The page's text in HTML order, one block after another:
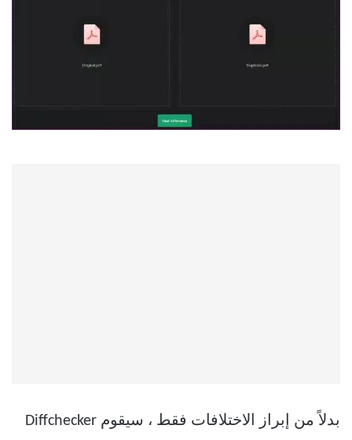
بدلاً من إبراز الاختلافات فقط ، سيقوم Diffchecker